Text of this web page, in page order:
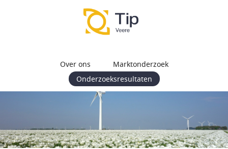
Over ons
Marktonderzoek
Onderzoeksresultaten